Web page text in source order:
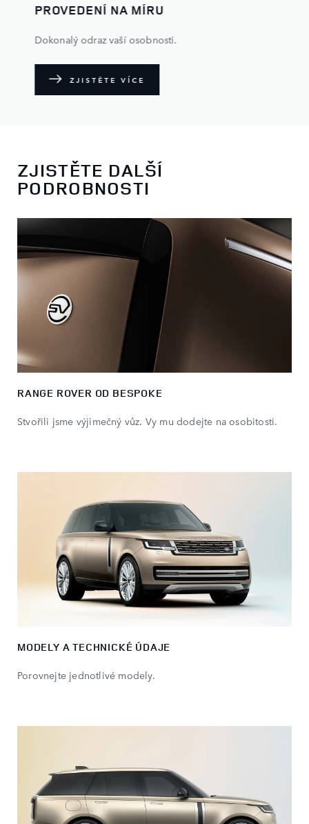
PROVEDENÍ NA MÍRU
Dokonalý odraz vaší osobnosti.
ZJISTĚTE VÍCE
ZJISTĚTE DALŠÍ
PODROBNOSTI
RANGE ROVER OD BESPOKE
Stvořili jsme výjimečný vůz. Vy mu dodejte na osobitosti.
MODELY A TECHNICKÉ ÚDAJE
Porovnejte jednotlivé modely.